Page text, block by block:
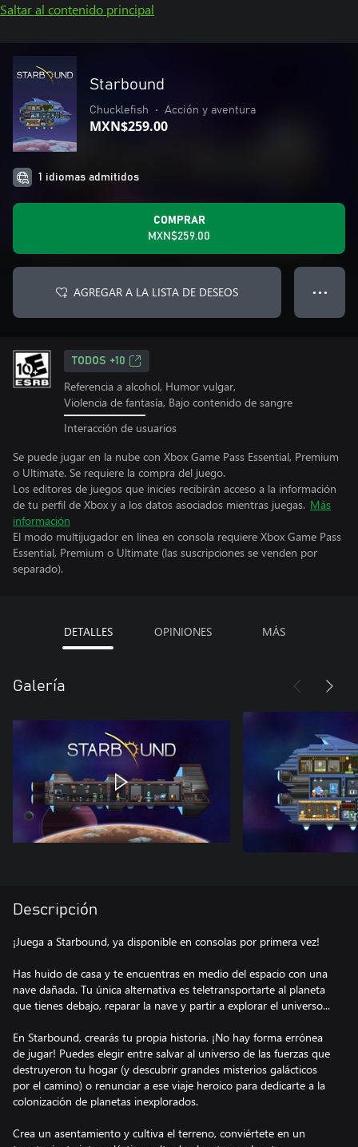
Saltar al contenido principal
Starbound
Chucklefish • Acción y aventura
MXN$259.00
1 idiomas admitidos
COMPRAR
MXN$259.00
AGREGAR A LA LISTA DE DESEOS ● ● ●
TODOS +10
Referencia a alcohol, Humor vulgar,
Violencia de fantasía, Bajo contenido de sangre
Interacción de usuarios
Se puede jugar en la nube con Xbox Game Pass Essential, Premium
o Ultimate. Se requiere la compra del juego.
Los editores de juegos que inicies recibirán acceso a la información
de tu perfil de Xbox y a los datos asociados mientras juegas. Más
información
El modo multijugador en línea en consola requiere Xbox Game Pass
Essential, Premium o Ultimate (las suscripciones se venden por
separado).
DETALLES OPINIONES MÁS
Galería
Descripción
¡Juega a Starbound, ya disponible en consolas por primera vez!
Has huido de casa y te encuentras en medio del espacio con una
nave dañada. Tu única alternativa es teletransportarte al planeta
que tienes debajo, reparar la nave y partir a explorar el universo...
En Starbound, crearás tu propia historia. ¡No hay forma errónea
de jugar! Puedes elegir entre salvar al universo de las fuerzas que
destruyeron tu hogar (y descubrir grandes misterios galácticos
por el camino) o renunciar a ese viaje heroico para dedicarte a la
colonización de planetas inexplorados.
Crea un asentamiento y cultiva el terreno, conviértete en un